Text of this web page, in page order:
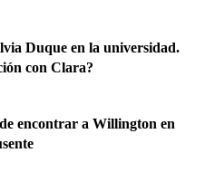
Duque en la universidad.
con Clara?
encontrar a Willington en